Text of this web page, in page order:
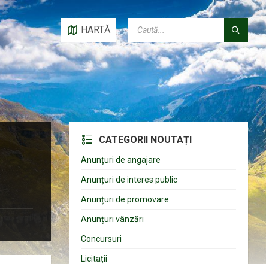
HARTĂ
CATEGORII NOUTAȚI
Anunțuri de angajare
Anunțuri de interes public
Anunțuri de promovare
Anunțuri vânzări
Concursuri
Licitații